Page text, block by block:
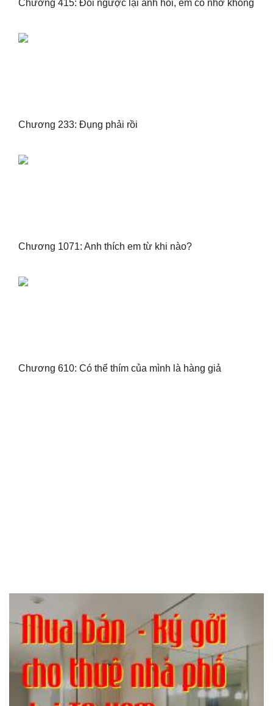
Chương 415: Đổi ngược lại anh hỏi, em có nhớ không
Chương 233: Đụng phải rồi
Chương 1071: Anh thích em từ khi nào?
Chương 610: Có thể thím của mình là hàng giả